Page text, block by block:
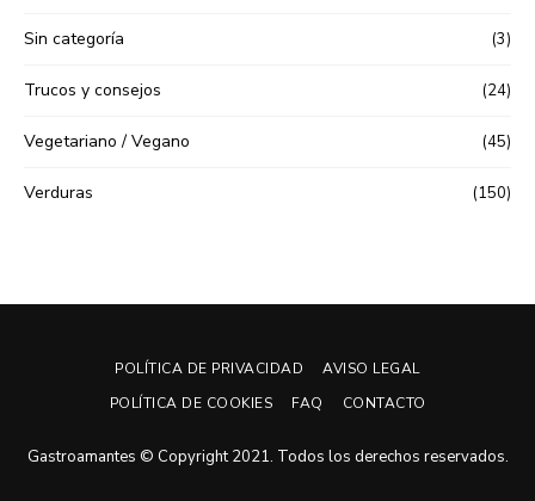
Sin categoría (3)
Trucos y consejos (24)
Vegetariano / Vegano (45)
Verduras (150)
POLÍTICA DE PRIVACIDAD
AVISO LEGAL
POLÍTICA DE COOKIES
FAQ CONTACTO
Gastroamantes © Copyright 2021. Todos los derechos reservados.